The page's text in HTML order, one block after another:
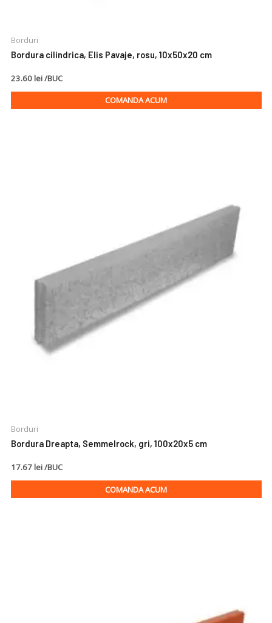
Borduri
Bordura cilindrica, Elis Pavaje, rosu, 10x50x20 cm
23.60 lei /BUC
COMANDA ACUM
Borduri
Bordura Dreapta, Semmelrock, gri, 100x20x5 cm
17.67 lei /BUC
COMANDA ACUM